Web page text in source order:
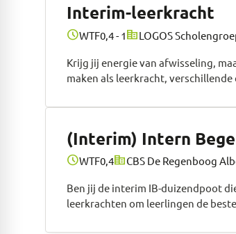
Interim-leerkracht
scheduleWTF0,4 - 1corporate_fareLOGOS
Krijg jij energie van afwisseling,
maken als leerkracht, verschillende
(Interim) Intern
scheduleWTF0,4corporate_fareCBS De Regenboog
Ben jij de interim IB-duizendpoot
leerkrachten om leerlingen de